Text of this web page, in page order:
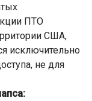
ПТО
США,
исключительно
не для